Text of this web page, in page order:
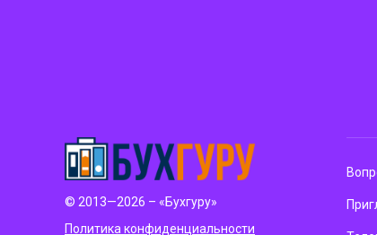
© 2013—2026 – «Бухгуру»
Политика конфиденциальности